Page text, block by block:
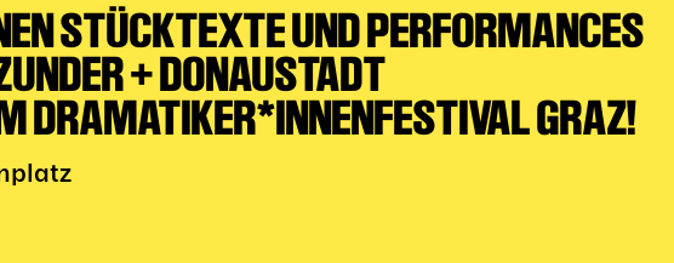
STÜCKTEXTE UND PERFORMANCES
+ DONAUSTADT
DRAMATIKER*INNENFESTIVAL GRAZ!